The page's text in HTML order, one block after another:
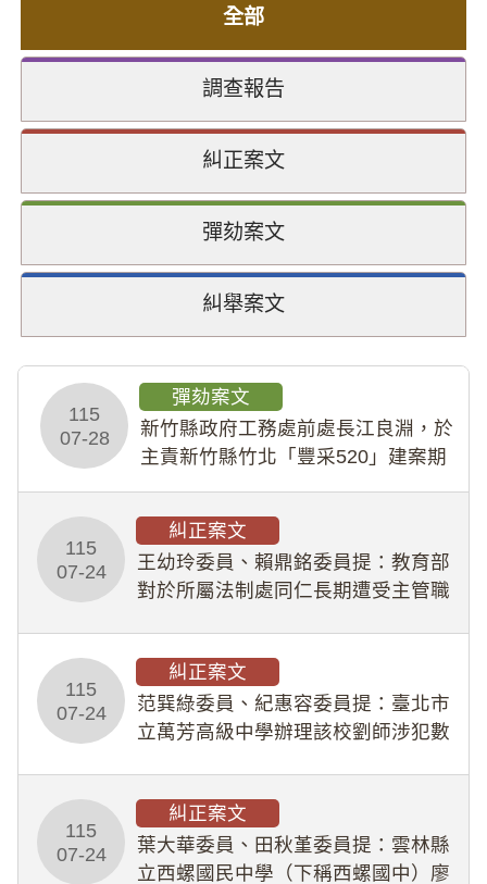
全部
調查報告
糾正案文
彈劾案文
糾舉案文
115
07-28
彈劾案文
新竹縣政府工務處前處長江良淵，於
主責新竹縣竹北「豐采520」建案期
幣1,483萬餘元，並長期收受建商餽
贈；復罔顧公共安全，圖利默許建商
於停工期間
115
07-24
糾正案文
王幼玲委員、賴鼎銘委員提：教育部
對於所屬法制處同仁長期遭受主管職
人員保障法」及「職業安全衛生法」
所定維護公務人員
115
07-24
糾正案文
范巽綠委員、紀惠容委員提：臺北市
立萬芳高級中學辦理該校劉師涉犯數
業把關與糾錯功能，不僅首份調查報
告漏未審酌師生不
115
07-24
糾正案文
葉大華委員、田秋堇委員提：雲林縣
立西螺國民中學（下稱西螺國中）廖